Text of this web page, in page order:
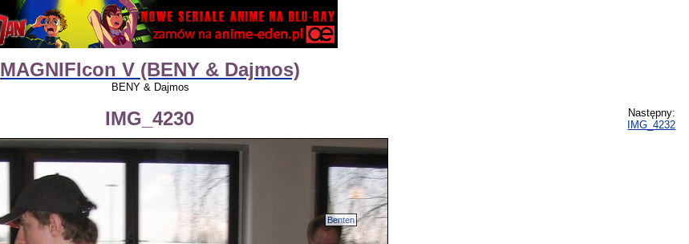
MAGNIFIcon V (BENY & Dajmos)
BENY & Dajmos
IMG_4230
Następny:
IMG_4232
Benten